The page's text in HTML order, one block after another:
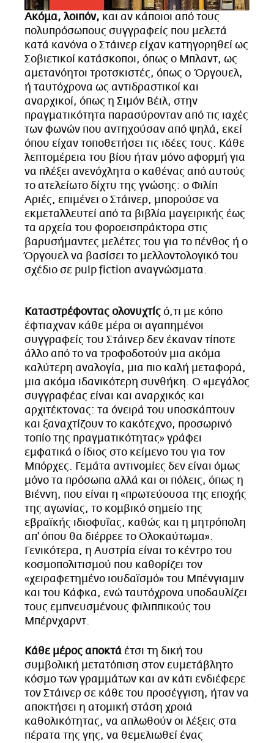
Ακόμα, λοιπόν, και αν κάποιοι από τους
πολυπρόσωπους συγγραφείς που μελετά
κατά κανόνα ο Στάινερ είχαν κατηγορηθεί ως
Σοβιετικοί κατάσκοποι, όπως ο Μπλαντ, ως
αμετανόητοι τροτσκιστές, όπως ο Όργουελ,
ή ταυτόχρονα ως αντιδραστικοί και
αναρχικοί, όπως η Σιμόν Βέιλ, στην
πραγματικότητα παρασύρονταν από τις ιαχές
των φωνών που αντηχούσαν από ψηλά, εκεί
όπου είχαν τοποθετήσει τις ιδέες τους. Κάθε
λεπτομέρεια του βίου ήταν μόνο αφορμή για
να πλέξει ανενόχλητα ο καθένας από αυτούς
το ατελείωτο δίχτυ της γνώσης: ο Φιλίπ
Αριές, επιμένει ο Στάινερ, μπορούσε να
εκμεταλλευτεί από τα βιβλία μαγειρικής έως
τα αρχεία του φοροεισπράκτορα στις
βαρυσήμαντες μελέτες του για το πένθος ή ο
Όργουελ να βασίσει το μελλοντολογικό του
σχέδιο σε pulp fiction αναγνώσματα.
Kαταστρέφοντας ολονυχτίς ό,τι με κόπο
έφτιαχναν κάθε μέρα οι αγαπημένοι
συγγραφείς του Στάινερ δεν έκαναν τίποτε
άλλο από το να τροφοδοτούν μια ακόμα
καλύτερη αναλογία, μια πιο καλή μεταφορά,
μια ακόμα ιδανικότερη συνθήκη. Ο «μεγάλος
συγγραφέας είναι και αναρχικός και
αρχιτέκτονας: τα όνειρά του υποσκάπτουν
και ξαναχτίζουν το κακότεχνο, προσωρινό
τοπίο της πραγματικότητας» γράφει
εμφατικά ο ίδιος στο κείμενο του για τον
Μπόρχες. Γεμάτα αντινομίες δεν είναι όμως
μόνο τα πρόσωπα αλλά και οι πόλεις, όπως η
Βιέννη, που είναι η «πρωτεύουσα της εποχής
της αγωνίας, το κομβικό σημείο της
εβραϊκής ιδιοφυΐας, καθώς και η μητρόπολη
απ' όπου θα διέρρεε το Ολοκαύτωμα».
Γενικότερα, η Αυστρία είναι το κέντρο του
κοσμοπολιτισμού που καθορίζει τον
«χειραφετημένο ιουδαϊσμό» του Μπένγιαμιν
και του Κάφκα, ενώ ταυτόχρονα υποδαυλίζει
τους εμπνευσμένους φιλιππικούς του
Μπέρνχαρντ.
Κάθε μέρος αποκτά έτσι τη δική του
συμβολική μετατόπιση στον ευμετάβλητο
κόσμο των γραμμάτων και αν κάτι ενδιέφερε
τον Στάινερ σε κάθε του προσέγγιση, ήταν να
αποκτήσει η ατομική στάση χροιά
καθολικότητας, να απλωθούν οι λέξεις στα
πέρατα της γης, να θεμελιωθεί ένας